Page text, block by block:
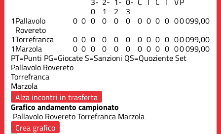
0 1 2 3
1Pallavolo
Rovereto
0 0 0 0 0 0 0 0 0 0 00099,00
1Torrefranca 0 0 0 0 0 0 0 0 0 0 00099,00
1Marzola 0 0 0 0 0 0 0 0 0 0 00099,00
PT=Punti PG=GiocateS=Sanzioni QS=Quoziente Set
Pallavolo Rovereto
Torrefranca
Marzola
Alza incontri in trasferta
Grafico andamento campionato
Pallavolo RoveretoTorrefranca Marzola
Crea grafico